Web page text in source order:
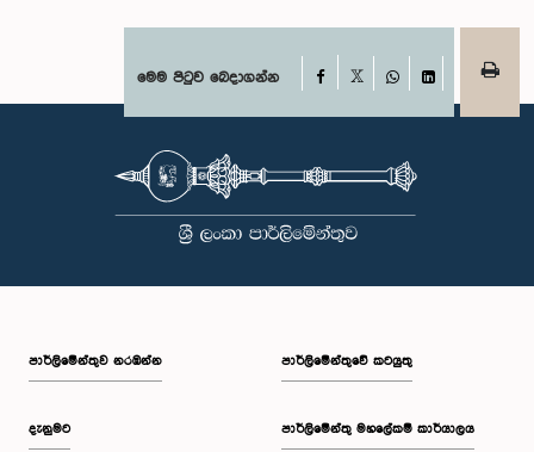
මෙම පිටුව බෙදාගන්න Facebook
WhatsAppLinkedIn
පාර්ලි‌මේන්තුව නරඹන්න
දැනුමට
පාර්ලිමේන්තුවේ කටයුතු
පාර්ලිමේන්තු මහලේකම් කාර්යාලය